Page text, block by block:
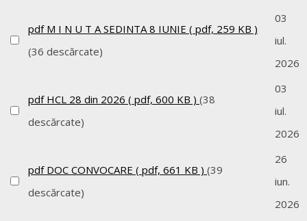
pdf M I N U T A SEDINTA 8 IUNIE ( pdf, 259 KB )
(36 descărcate)
03
iul.
2026
pdf HCL 28 din 2026 ( pdf, 600 KB ) (38
descărcate)
03
iul.
2026
pdf DOC CONVOCARE ( pdf, 661 KB ) (39
descărcate)
26
iun.
2026